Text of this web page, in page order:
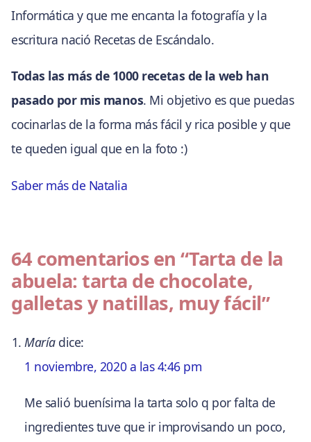
Informática y que me encanta la fotografía y la
escritura nació Recetas de Escándalo.
Todas las más de 1000 recetas de la web han
pasado por mis manos. Mi objetivo es que puedas
cocinarlas de la forma más fácil y rica posible y que
te queden igual que en la foto :)
Saber más de Natalia
64 comentarios en “Tarta de la
abuela: tarta de chocolate,
galletas y natillas, muy fácil”
María dice:
1 noviembre, 2020 a las 4:46 pm
Me salió buenísima la tarta solo q por falta de
ingredientes tuve que ir improvisando un poco,